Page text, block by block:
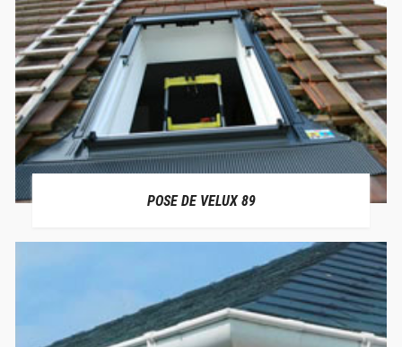
POSE DE VELUX 89